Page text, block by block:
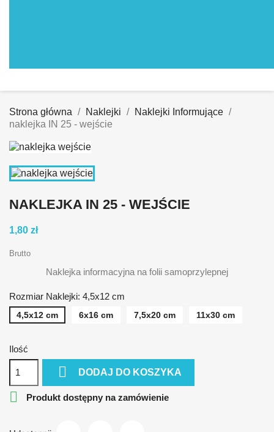
Strona główna Naklejki
Naklejki Informujące
naklejka IN 25 - wejście
NAKLEJKA IN 25 - WEJŚCIE
1,80 zł
Brutto
Naklejka informacyjna na folii samoprzylepnej
Rozmiar Naklejki: 4,5x12 cm
4,5x12 cm 6x16 cm 7,5x20 cm 11x30 cm
Ilość
 DODAJ DO KOSZYKA
 Produkt dostępny na zamówienie